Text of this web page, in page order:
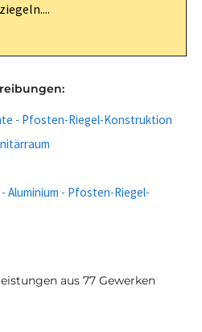
- Pfosten-Riegel-Konstruktion
Aluminium - Pfosten-Riegel-
aus 77 Gewerken